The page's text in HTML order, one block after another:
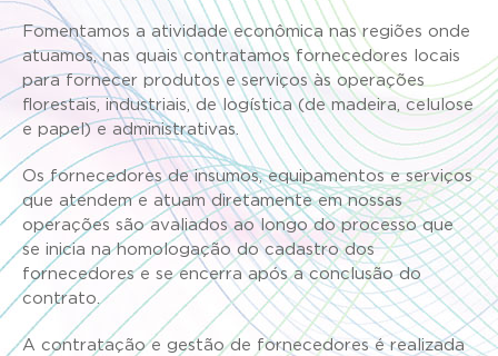
Fomentamos a atividade econômica nas regiões onde
atuamos, nas quais contratamos fornecedores locais
para fornecer produtos e serviços às operações
florestais, industriais, de logística (de madeira, celulose
e papel) e administrativas.
Os fornecedores de insumos, equipamentos e serviços
que atendem e atuam diretamente em nossas
operações são avaliados ao longo do processo que
se inicia na homologação do cadastro dos
fornecedores e se encerra após a conclusão do
contrato.
A contratação e gestão de fornecedores é realizada